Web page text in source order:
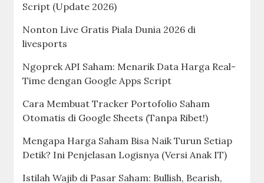
Script (Update 2026)
Nonton Live Gratis Piala Dunia 2026 di
livesports
Ngoprek API Saham: Menarik Data Harga Real-
Time dengan Google Apps Script
Cara Membuat Tracker Portofolio Saham
Otomatis di Google Sheets (Tanpa Ribet!)
Mengapa Harga Saham Bisa Naik Turun Setiap
Detik? Ini Penjelasan Logisnya (Versi Anak IT)
Istilah Wajib di Pasar Saham: Bullish, Bearish,